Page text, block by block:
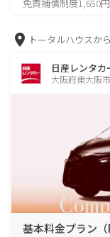
免責補償制度1,650円
トータルハウスから
日産レンタ
大阪府東大阪
基本料金プラン（